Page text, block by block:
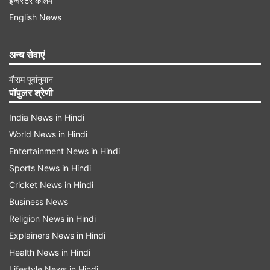
तरह अलर्ट हैं और सुरक्षा बनाए हुए हैं। ऐसे मुश्किल हालात में
भी जवान मंदिर की पवित्रता और सुरक्षा पक्का करने के लिए
English News
अन्य सेवाएं
मौसम पूर्वानुमान
पॉपुलर श्रेणी
India News in Hindi
World News in Hindi
Entertainment News in Hindi
Sports News in Hindi
Cricket News in Hindi
Business News
Religion News in Hindi
Explainers News in Hindi
Health News in Hindi